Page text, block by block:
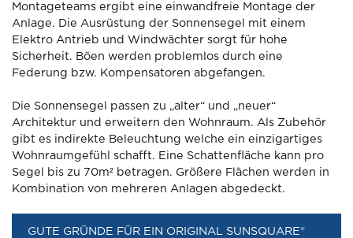
Montageteams ergibt eine einwandfreie Montage der
Anlage. Die Ausrüstung der Sonnensegel mit einem
Elektro Antrieb und Windwächter sorgt für hohe
Sicherheit. Böen werden problemlos durch eine
Federung bzw. Kompensatoren abgefangen.
Die Sonnensegel passen zu „alter“ und „neuer“
Architektur und erweitern den Wohnraum. Als Zubehör
gibt es indirekte Beleuchtung welche ein einzigartiges
Wohnraumgefühl schafft. Eine Schattenfläche kann pro
Segel bis zu 70m² betragen. Größere Flächen werden in
Kombination von mehreren Anlagen abgedeckt.
GUTE GRÜNDE FÜR EIN ORIGINAL SUNSQUARE®